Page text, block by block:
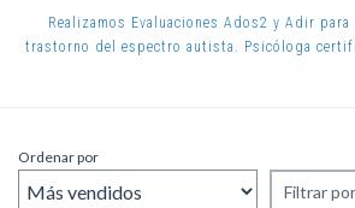
Realizamos Evaluaciones Ados2 y Adir
trastorno del espectro autista. Psicóloga
Ordenar por
Filtrar por